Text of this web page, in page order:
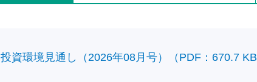
投資環境見通し（2026年08月号）（PDF：670.7 KB